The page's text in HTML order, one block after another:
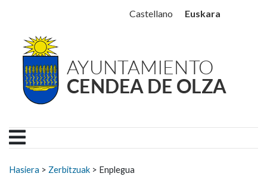
Ayuntamiento Cendea
Castellano Euskara
Search for:
Hasiera > Zerbitzuak > Enplegua